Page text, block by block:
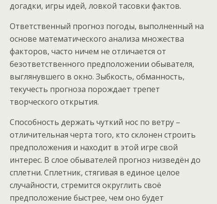
догадки, игры идей, ловкой тасовки фактов.
Ответственный прогноз погоды, выполненный на
основе математического анализа множества
факторов, часто ничем не отличается от
безответственного предположении обывателя,
выглянувшего в окно. Зыбкость, обманность,
текучесть прогноза порождает трепет
творческого открытия.
Способность держать чуткий нос по ветру –
отличительная черта того, кто склонен строить
предположения и находит в этой игре свой
интерес. В слое обывателей прогноз низведён до
сплетни. Сплетник, стягивая в единое целое
случайности, стремится округлить своё
предположение быстрее, чем оно будет